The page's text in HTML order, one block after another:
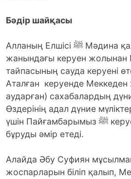
Бәдір шайқасы
Алланың Елшісі ﷺ Мәдина қаласының
жанындағы керуен жолынан
тайпасының сауда керуені
Аталған керуенде
аударған) сахабалардың
Өздерінің адал дүние
үшін Пайғамбарымыз ﷺ керуенге қарай бет
бұруды әмір етеді.
Алайда Әбу Суфиян
жоспарларын біліп қалып,